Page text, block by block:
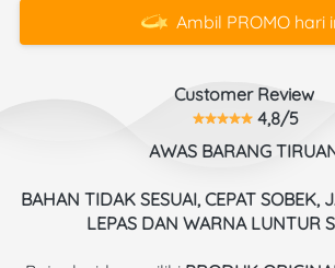
` Ambil PROMO hari
Customer Review
4,8/5
AWAS BARANG
BAHAN TIDAK SESUAI, CEPAT SOBEK,
LEPAS DAN WARNA LUNTUR